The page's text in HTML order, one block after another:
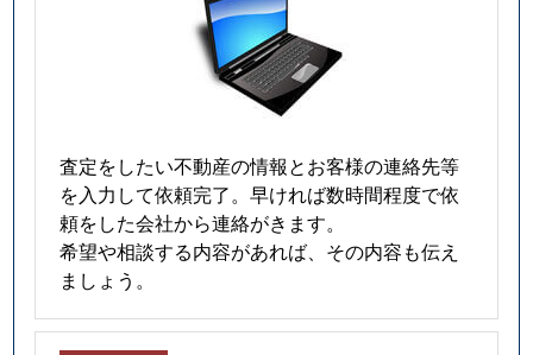
査定をしたい不動産の情報とお客様の連絡先等
を入力して依頼完了。早ければ数時間程度で依
頼をした会社から連絡がきます。
希望や相談する内容があれば、その内容も伝え
ましょう。